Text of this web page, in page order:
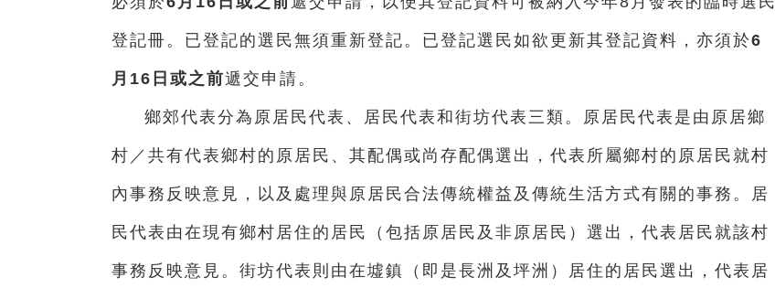
登記冊。已登記的選民無須重新登記。已登記選民如欲更新其登記資料，亦須於6
月16日或之前遞交申請。
鄉郊代表分為原居民代表、居民代表和街坊代表三類。原居民代表是由原居鄉
村／共有代表鄉村的原居民、其配偶或尚存配偶選出，代表所屬鄉村的原居民就村
內事務反映意見，以及處理與原居民合法傳統權益及傳統生活方式有關的事務。居
民代表由在現有鄉村居住的居民（包括原居民及非原居民）選出，代表居民就該村
事務反映意見。街坊代表則由在墟鎮（即是長洲及坪洲）居住的居民選出，代表居